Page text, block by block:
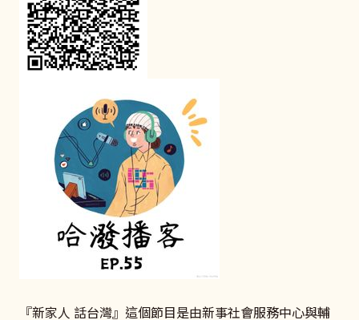
『新家人 話台灣』這個節目是由新事社會服務中心與輔